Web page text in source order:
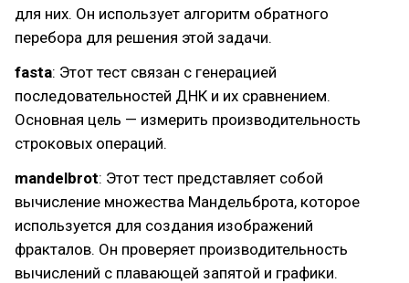
для них. Он использует алгоритм обратного
перебора для решения этой задачи.
fasta: Этот тест связан с генерацией
последовательностей ДНК и их сравнением.
Основная цель — измерить производительность
строковых операций.
mandelbrot: Этот тест представляет собой
вычисление множества Мандельброта, которое
используется для создания изображений
фракталов. Он проверяет производительность
вычислений с плавающей запятой и графики.